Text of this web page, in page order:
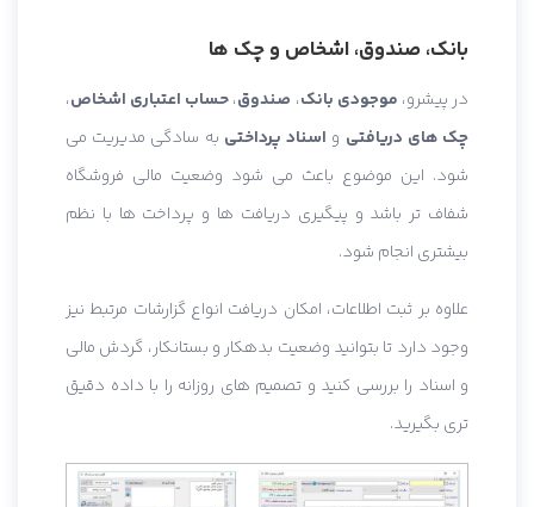
بانک، صندوق، اشخاص و چک ها
در پیشرو، موجودی بانک، صندوق،حساب اعتباری اشخاص،
چک های دریافتی و اسناد پرداختی به سادگی مدیریت می
شود. این موضوع باعث می شود وضعیت مالی فروشگاه
شفاف تر باشد و پیگیری دریافت ها و پرداخت ها با نظم
بیشتری انجام شود.
علاوه بر ثبت اطلاعات، امکان دریافت انواع گزارشات مرتبط نیز
وجود دارد تا بتوانید وضعیت بدهکار و بستانکار، گردش مالی
و اسناد را بررسی کنید و تصمیم های روزانه را با داده دقیق
تری بگیرید.